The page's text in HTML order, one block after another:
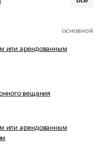
ОСНОВНОЙ
или арендованным
вещания
или арендованным